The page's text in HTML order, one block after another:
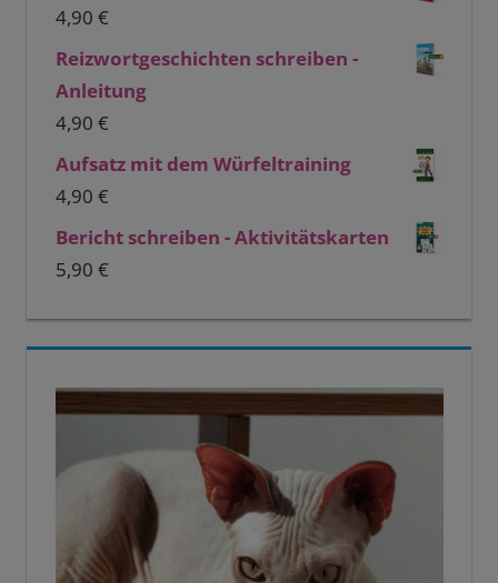
4,90 €
Reizwortgeschichten schreiben -
Anleitung
4,90 €
Aufsatz mit dem Würfeltraining
4,90 €
Bericht schreiben - Aktivitätskarten
5,90 €